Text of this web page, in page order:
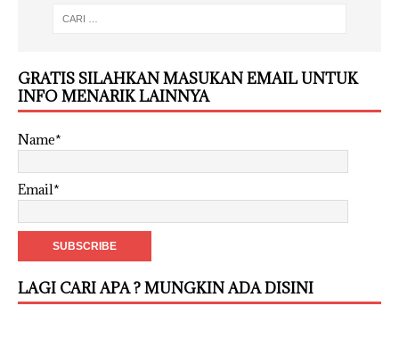
GRATIS SILAHKAN MASUKAN EMAIL UNTUK
INFO MENARIK LAINNYA
Name*
Email*
LAGI CARI APA ? MUNGKIN ADA DISINI